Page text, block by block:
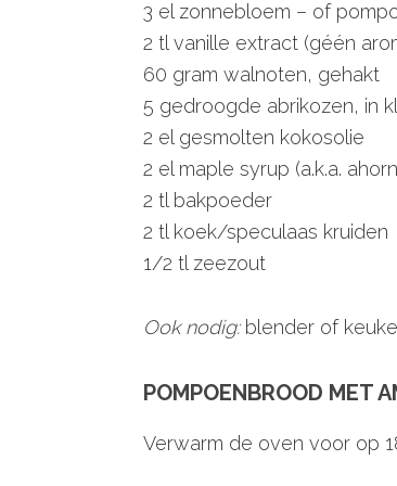
3 el zonnebloem – of
2 tl vanille extract (géén
60 gram walnoten, gehakt
5 gedroogde abrikozen, in
2 el gesmolten kokosolie
2 el maple syrup (a.k.a.
2 tl bakpoeder
2 tl koek/speculaas kruiden
1/2 tl zeezout
Ook nodig:blender of
POMPOENBROOD MET
Verwarm de oven voor op